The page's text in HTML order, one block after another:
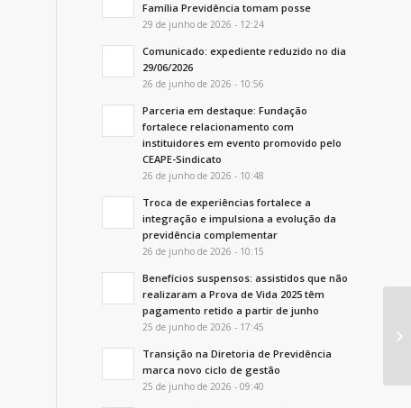
Família Previdência tomam posse
29 de junho de 2026 - 12:24
Comunicado: expediente reduzido no dia
29/06/2026
26 de junho de 2026 - 10:56
Parceria em destaque: Fundação
fortalece relacionamento com
instituidores em evento promovido pelo
CEAPE-Sindicato
26 de junho de 2026 - 10:48
Troca de experiências fortalece a
integração e impulsiona a evolução da
previdência complementar
26 de junho de 2026 - 10:15
Benefícios suspensos: assistidos que não
realizaram a Prova de Vida 2025 têm
pagamento retido a partir de junho
25 de junho de 2026 - 17:45
Transição na Diretoria de Previdência
marca novo ciclo de gestão
25 de junho de 2026 - 09:40